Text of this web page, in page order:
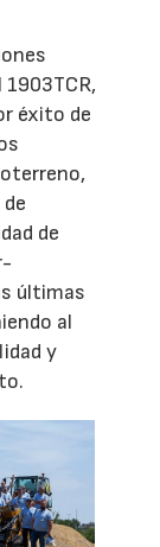
éxito de
de
últimas
al
y